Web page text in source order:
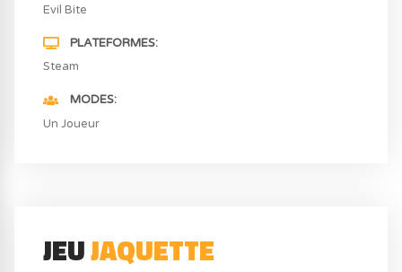
Evil Bite
PLATEFORMES
Steam
MODES
Un Joueur
JEUJAQUETTE